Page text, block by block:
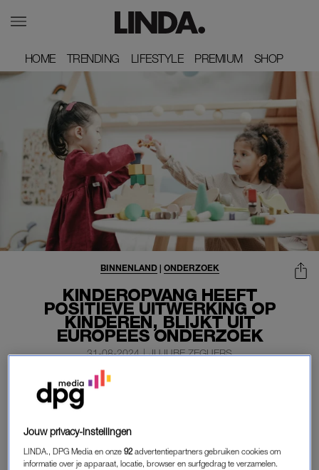
HOME
HOME TRENDING
TRENDING LIFESTYLE
LIFESTYLE PREMIUM
PREMIUM SHOP
SHOP
KINDEROPVANG HEEFT
POSITIEVE UITWERKING OP
KINDEREN, BLIJKT UIT
EUROPEES ONDERZOEK
BINNENLAND| ONDERZOEK
31-08-2024 | JUJUBE ZEGUERS
De kinderopvang heeft een positief effect op kinderen.
Zo hebben ze onder andere minder last van psychische
een groot onderzoek in vijf Europese landen.
In Nederland, Denemarken, Groot-Brittannië, Spanje en
Jouw privacy-instellingen
LINDA., DPG Media en onze92 advertentiepartners gebruiken cookies om
informatie over je apparaat, locatie, browser en surfgedrag te verzamelen.